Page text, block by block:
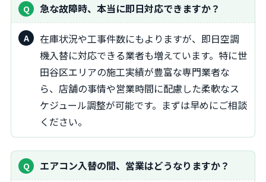
急な故障時、本当に即日対応できますか？
在庫状況や工事件数にもよりますが、即日空調
機入替に対応できる業者も増えています。特に世
田谷区エリアの施工実績が豊富な専門業者な
ら、店舗の事情や営業時間に配慮した柔軟なス
ケジュール調整が可能です。まずは早めにご相談
ください。
エアコン入替の間、営業はどうなりますか？